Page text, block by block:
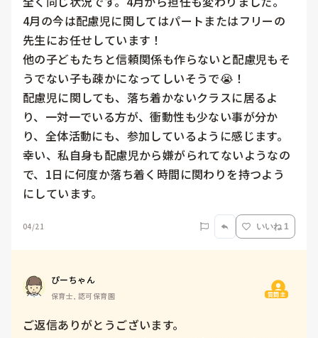
4月の今は配慮児に関してはパートまたはフリーの
先生にお任せしています！
他の子どもたちと信頼関係も作らないと配慮児もそ
うでない子も疎かになってしいそうで😭！
配慮児に関しても、落ち着かないクラスに居るよ
り、一対一でいる方が、衝動性も少ない事が分か
り、全体活動にも、参加しているように感じます。
幸い、私自身も配慮児から嫌がられてないようなの
で、1日に何度か落ち着く時間に関わりを持つよう
にしています。
04/21 いいね 1
ぴーちゃん
保育士, 認可保育園 質問主
ご返信ありがとうございます。